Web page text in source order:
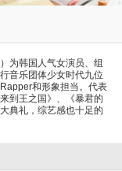
为韩国人气女演员、组
音乐团体少女时代九位
和形象担当。代表
到王之国》、《暴君的
典礼，综艺感也十足的